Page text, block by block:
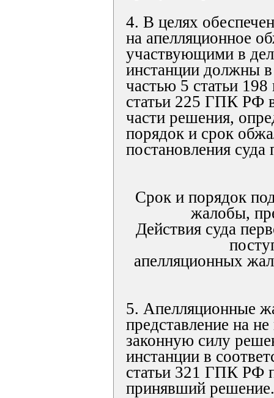
4. В целях
на апелляционное
участвующими в
инстанции должны в
частью 5 статьи
статьи 225 ГПК РФ
части решения,
порядок и срок
постановления
Срок и порядок
жалобы,
Действия суда
апелляционных
5. Апелляционные
представление на
законную силу
инстанции в
статьи 321 ГПК РФ
принявший решение.